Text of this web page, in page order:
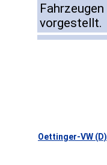
vorgestellt.
Oettinger-VW